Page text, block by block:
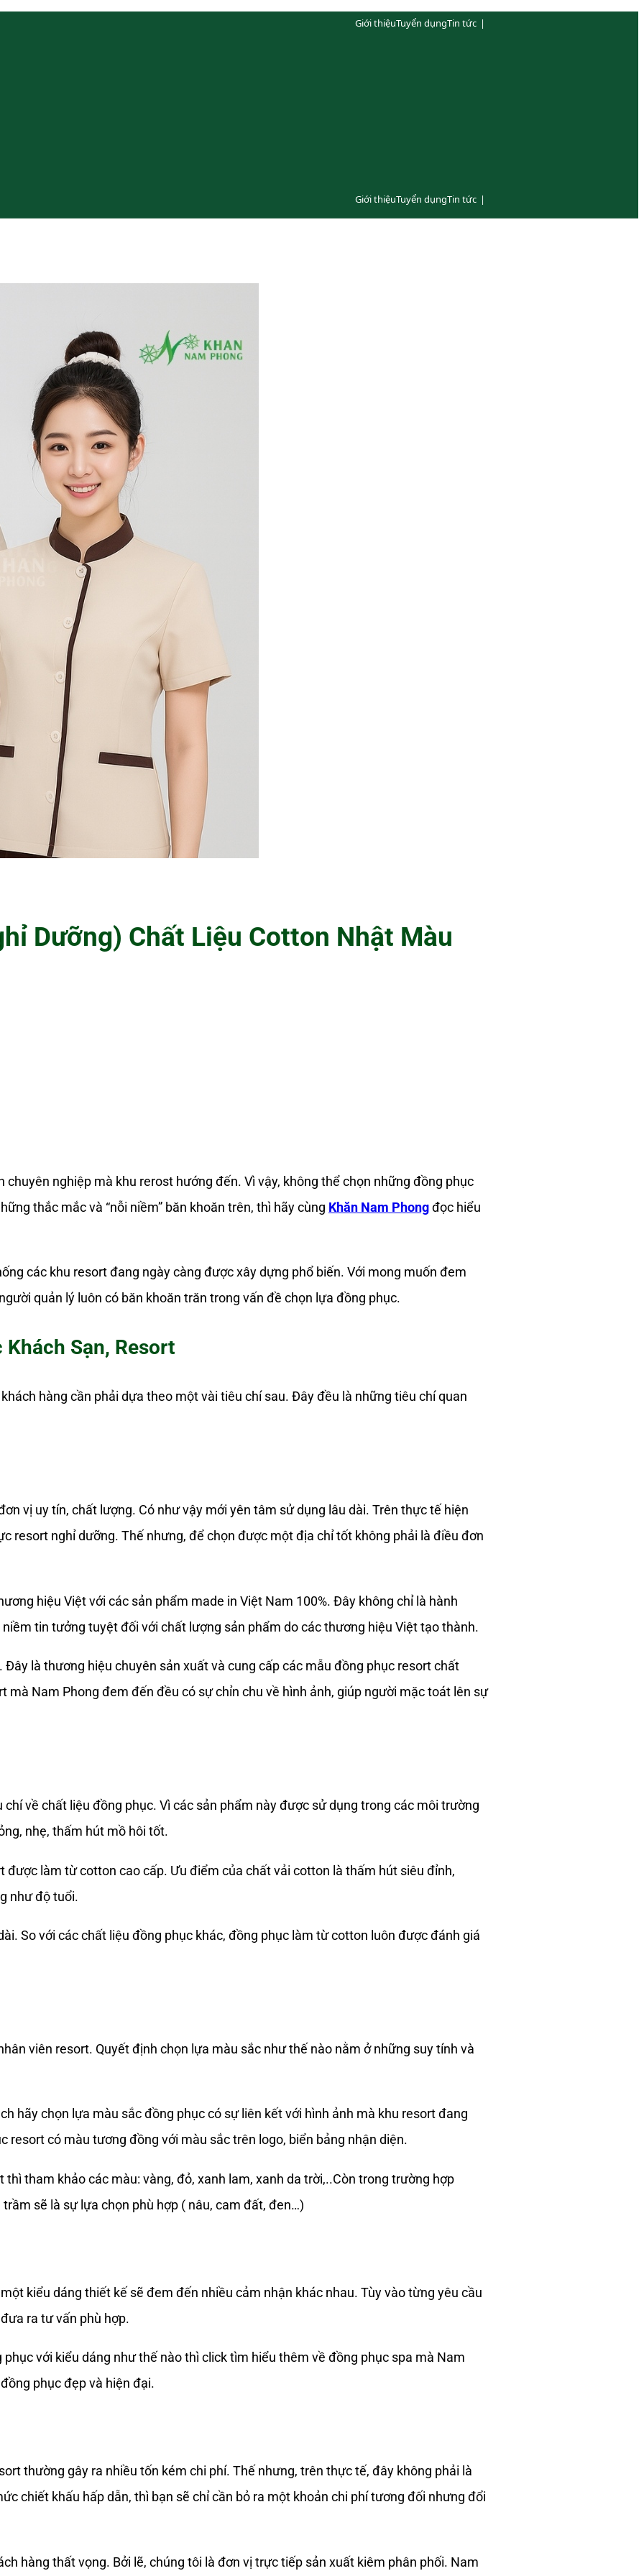
Giới thiệuTuyển dụngTin tức |
Giới thiệuTuyển dụngTin tức |
Dưỡng) Chất Liệu Cotton Nhật Màu
nghiệp mà khu rerost hướng đến. Vì vậy, không thể chọn những đồng phục
thắc mắc và “nỗi niềm” băn khoăn trên, thì hãy cùng Khăn Nam Phongđọc hiểu
các khu resort đang ngày càng được xây dựng phổ biến. Với mong muốn đem
quản lý luôn có băn khoăn trăn trong vấn đề chọn lựa đồng phục.
Sạn, Resort
hàng cần phải dựa theo một vài tiêu chí sau. Đây đều là những tiêu chí quan
vị uy tín, chất lượng. Có như vậy mới yên tâm sử dụng lâu dài. Trên thực tế hiện
resort nghỉ dưỡng. Thế nhưng, để chọn được một địa chỉ tốt không phải là điều đơn
hiệu Việt với các sản phẩm made in Việt Nam 100%. Đây không chỉ là hành
tin tưởng tuyệt đối với chất lượng sản phẩm do các thương hiệu Việt tạo thành.
. Đây là thương hiệu chuyên sản xuất và cung cấp các mẫu đồng phục resort chất
mà Nam Phong đem đến đều có sự chỉn chu về hình ảnh, giúp người mặc toát lên sự
về chất liệu đồng phục. Vì các sản phẩm này được sử dụng trong các môi trường
nhẹ, thấm hút mồ hôi tốt.
làm từ cotton cao cấp. Ưu điểm của chất vải cotton là thấm hút siêu đỉnh,
như độ tuổi.
So với các chất liệu đồng phục khác, đồng phục làm từ cotton luôn được đánh giá
viên resort. Quyết định chọn lựa màu sắc như thế nào nằm ở những suy tính và
hãy chọn lựa màu sắc đồng phục có sự liên kết với hình ảnh mà khu resort đang
resort có màu tương đồng với màu sắc trên logo, biển bảng nhận diện.
tham khảo các màu: vàng, đỏ, xanh lam, xanh da trời,..Còn trong trường hợp
sẽ là sự lựa chọn phù hợp ( nâu, cam đất, đen…)
kiểu dáng thiết kế sẽ đem đến nhiều cảm nhận khác nhau. Tùy vào từng yêu cầu
ra tư vấn phù hợp.
với kiểu dáng như thế nào thì click tìm hiểu thêm về đồng phục spa mà Nam
phục đẹp và hiện đại.
thường gây ra nhiều tốn kém chi phí. Thế nhưng, trên thực tế, đây không phải là
chiết khấu hấp dẫn, thì bạn sẽ chỉ cần bỏ ra một khoản chi phí tương đối nhưng đổi
hàng thất vọng. Bởi lẽ, chúng tôi là đơn vị trực tiếp sản xuất kiêm phân phối. Nam